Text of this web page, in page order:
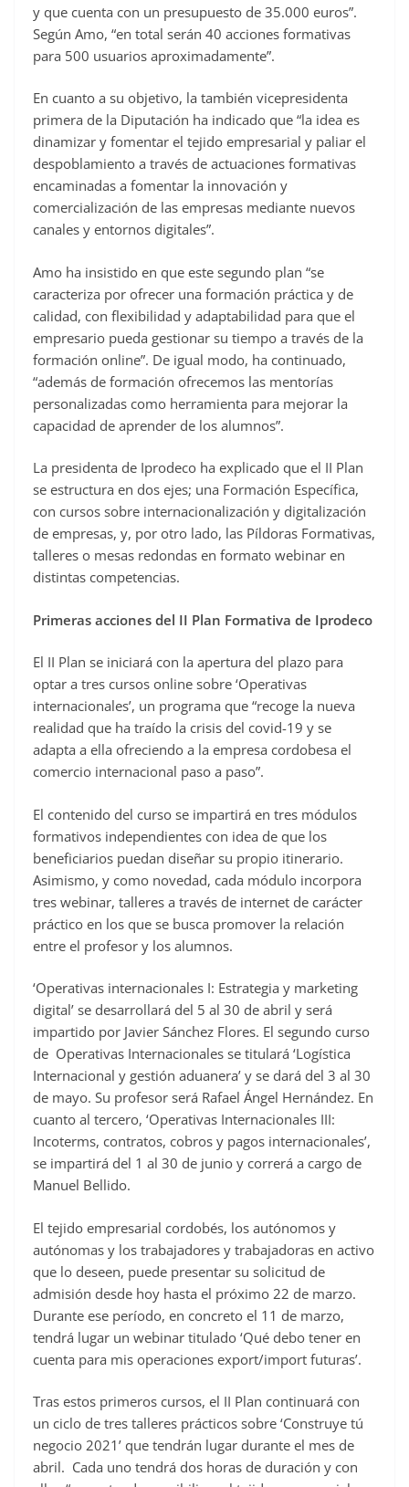
y que cuenta con un presupuesto de 35.000 euros”.
Según Amo, “en total serán 40 acciones formativas
para 500 usuarios aproximadamente”.
En cuanto a su objetivo, la también vicepresidenta
primera de la Diputación ha indicado que “la idea es
dinamizar y fomentar el tejido empresarial y paliar el
despoblamiento a través de actuaciones formativas
encaminadas a fomentar la innovación y
comercialización de las empresas mediante nuevos
canales y entornos digitales”.
Amo ha insistido en que este segundo plan “se
caracteriza por ofrecer una formación práctica y de
calidad, con flexibilidad y adaptabilidad para que el
empresario pueda gestionar su tiempo a través de la
formación online”. De igual modo, ha continuado,
“además de formación ofrecemos las mentorías
personalizadas como herramienta para mejorar la
capacidad de aprender de los alumnos”.
La presidenta de Iprodeco ha explicado que el II Plan
se estructura en dos ejes; una Formación Específica,
con cursos sobre internacionalización y digitalización
de empresas, y, por otro lado, las Píldoras Formativas,
talleres o mesas redondas en formato webinar en
distintas competencias.
Primeras acciones del II Plan Formativa de Iprodeco
El II Plan se iniciará con la apertura del plazo para
optar a tres cursos online sobre ‘Operativas
internacionales’, un programa que “recoge la nueva
realidad que ha traído la crisis del covid-19 y se
adapta a ella ofreciendo a la empresa cordobesa el
comercio internacional paso a paso”.
El contenido del curso se impartirá en tres módulos
formativos independientes con idea de que los
beneficiarios puedan diseñar su propio itinerario.
Asimismo, y como novedad, cada módulo incorpora
tres webinar, talleres a través de internet de carácter
práctico en los que se busca promover la relación
entre el profesor y los alumnos.
‘Operativas internacionales I: Estrategia y marketing
digital’ se desarrollará del 5 al 30 de abril y será
impartido por Javier Sánchez Flores. El segundo curso
de Operativas Internacionales se titulará ‘Logística
Internacional y gestión aduanera’ y se dará del 3 al 30
de mayo. Su profesor será Rafael Ángel Hernández. En
cuanto al tercero, ‘Operativas Internacionales III:
Incoterms, contratos, cobros y pagos internacionales’,
se impartirá del 1 al 30 de junio y correrá a cargo de
Manuel Bellido.
El tejido empresarial cordobés, los autónomos y
autónomas y los trabajadores y trabajadoras en activo
que lo deseen, puede presentar su solicitud de
admisión desde hoy hasta el próximo 22 de marzo.
Durante ese período, en concreto el 11 de marzo,
tendrá lugar un webinar titulado ‘Qué debo tener en
cuenta para mis operaciones export/import futuras’.
Tras estos primeros cursos, el II Plan continuará con
un ciclo de tres talleres prácticos sobre ‘Construye tú
negocio 2021’ que tendrán lugar durante el mes de
abril. Cada uno tendrá dos horas de duración y con